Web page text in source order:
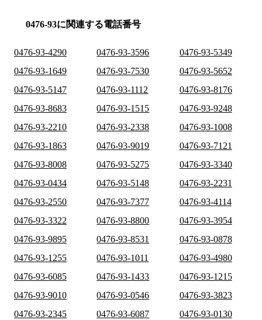
0476-93に関連する電話番号
0476-93-4290 0476-93-3596
0476-93-5349
0476-93-1649
0476-93-7530
0476-93-5652
0476-93-5147
0476-93-1112
0476-93-8176
0476-93-8683
0476-93-1515
0476-93-9248
0476-93-2210
0476-93-2338
0476-93-1008
0476-93-1863
0476-93-9019
0476-93-7121
0476-93-8008
0476-93-5275
0476-93-3340
0476-93-0434
0476-93-5148
0476-93-2231
0476-93-2550
0476-93-7377
0476-93-4114
0476-93-3322
0476-93-8800
0476-93-3954
0476-93-9895
0476-93-8531
0476-93-0878
0476-93-1255
0476-93-1011
0476-93-4980
0476-93-6085
0476-93-1433
0476-93-1215
0476-93-9010
0476-93-0546
0476-93-3823
0476-93-2345
0476-93-6087
0476-93-0130